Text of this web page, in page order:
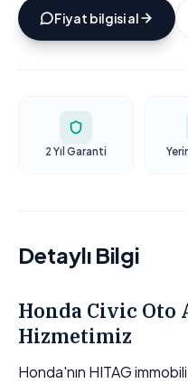
Fiyat bilgisi al
2 Yıl Garanti
Detaylı Bilgi
Honda Civic Oto
Hizmetimiz
Honda'nın HITAG